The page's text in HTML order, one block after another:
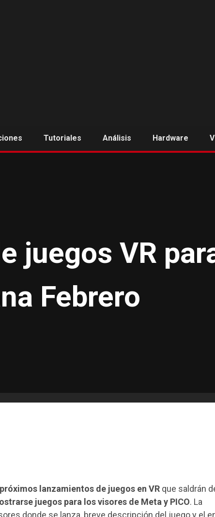
Tutoriales Análisis Hardware
juegos VR
Febrero
próximos lanzamientos de juegos en VR que saldrán
juegos para los visores de Meta y PICO. La
donde se lanza, breve descripción del juego y el